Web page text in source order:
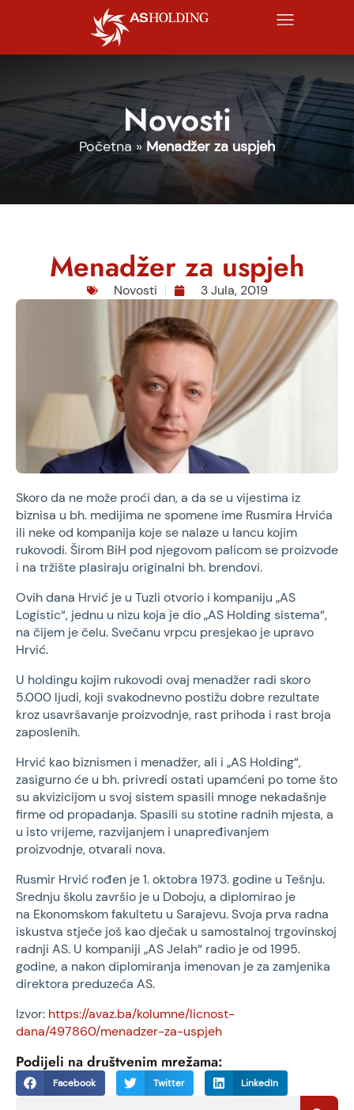
Novosti
Početna»Menadžer za uspjeh
Menadžer za uspjeh
Novosti 3 Jula, 2019
Skoro da ne može proći dan, a da se u vijestima iz
biznisa u bh. medijima ne spomene ime Rusmira Hrvića
ili neke od kompanija koje se nalaze u lancu kojim
rukovodi. Širom BiH pod njegovom palicom se proizvode
i na tržište plasiraju originalni bh. brendovi.
Ovih dana Hrvić je u Tuzli otvorio i kompaniju „AS
Logistic“, jednu u nizu koja je dio „AS Holding sistema“,
na čijem je čelu. Svečanu vrpcu presjekao je upravo
Hrvić.
U holdingu kojim rukovodi ovaj menadžer radi skoro
5.000 ljudi, koji svakodnevno postižu dobre rezultate
kroz usavršavanje proizvodnje, rast prihoda i rast broja
zaposlenih.
Hrvić kao biznismen i menadžer, ali i „AS Holding“,
zasigurno će u bh. privredi ostati upamćeni po tome što
su akvizicijom u svoj sistem spasili mnoge nekadašnje
firme od propadanja. Spasili su stotine radnih mjesta, a
u isto vrijeme, razvijanjem i unapređivanjem
proizvodnje, otvarali nova.
Rusmir Hrvić rođen je 1. oktobra 1973. godine u Tešnju.
Srednju školu završio je u Doboju, a diplomirao je
na Ekonomskom fakultetu u Sarajevu. Svoja prva radna
iskustva stječe još kao dječak u samostalnoj trgovinskoj
radnji AS. U kompaniji „AS Jelah“ radio je od 1995.
godine, a nakon diplomiranja imenovan je za zamjenika
direktora preduzeća AS.
Izvor: https://avaz.ba/kolumne/licnost-
dana/497860/menadzer-za-uspjeh
Podijeli na društvenim mrežama:
Facebook Twitter LinkedIn
Search Search